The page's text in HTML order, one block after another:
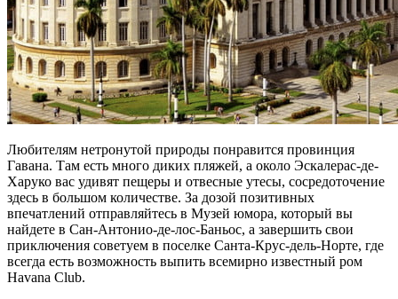
Любителям нетронутой природы понравится провинция
Гавана. Там есть много диких пляжей, а около Эскалерас-де-
Харуко вас удивят пещеры и отвесные утесы, сосредоточение
здесь в большом количестве. За дозой позитивных
впечатлений отправляйтесь в Музей юмора, который вы
найдете в Сан-Антонио-де-лос-Баньос, а завершить свои
приключения советуем в поселке Санта-Крус-дель-Норте, где
всегда есть возможность выпить всемирно известный ром
Havana Club.